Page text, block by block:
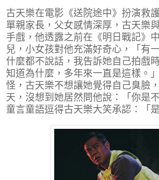
古天樂在電影《送院途中》扮演救
單親家長，父女感情深厚，古天樂
手戲，他透露之前在《明日戰記》
兒，小女孩對他充滿好奇心，「有
什麼都不說話，我告訴她自己拍戲
知道為什麼，多年來一直是這樣。
怪，古天樂不想讓她覺得自己臭臉
天，沒想到她居然問他說：「你是
童言童語逗得古天樂大笑承認：「